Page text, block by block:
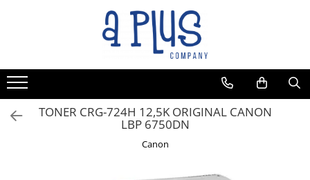
Benzi pentru etichete
Cartuse de cerneala
Cartuse toner
Colectoare toner rezidual
TONER CRG-724H 12,5K ORIGINAL CANON
LBP 6750DN
Canon